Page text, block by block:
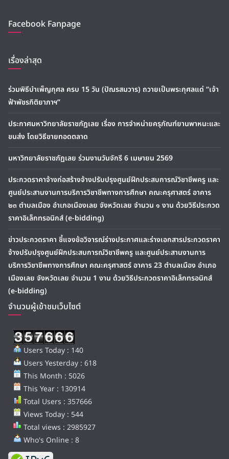
Facebook Fanpage
เรื่องล่าสุด
ร่วมพิธีบำเพ็ญกุศล ครบ 15 วัน (ปัณรสมวาร) ถวายเป็นพระกุศลแด่ “เจ้า
ฟ้าพัชรกิติยาภาฯ”
ประกาศมหาวิทยาลัยราชภัฏเลย เรื่อง การจำหน่ายครุภัณฑ์ยานพาหนะและ
ขนส่ง โดยวิธีขายทอดตลาด
มหาวิทยาลัยราชภัฏเลย ร่วมงานวันจักรี 6 เมษายน 2569
ประกวดราคาจ้างก่อสร้างจ้างปรับปรุงศูนย์ฝึกประสบการณ์วิชาชีพครู และ
ศูนย์ประสานงานการบริการวิชาชีพทางการศึกษา คณะครุศาสตร์ อาคาร
๒๓ ตำบลเมือง อำเภอเมืองเลย จังหวัดเลย จำนวน ๑ งาน ด้วยวิธีประกวด
ราคาอิเล็กทรอนิกส์ (e-bidding)
ข่าวประกวดราคา ชี้แจงข้อวิจารณ์ร่างประกาศและร่างเอกสารประกวดราคา
จ้างปรับปรุงศูนย์ฝึกประสบการณ์วิชาชีพครู และศูนย์ประสานงานการ
บริการวิชาชีพทางการศึกษา คณะครุศาสตร์ อาคาร 23 ตำบลเมือง อำเภอ
เมืองเลย จังหวัดเลย จำนวน 1 งาน ด้วยวิธีประกวดราคาอิเล็กทรอนิกส์
(e-bidding)
จำนวนผู้เข้าชมเว็บไซต์
Users Today : 140
Users Yesterday : 618
This Month : 5026
This Year : 130914
Total Users : 357666
Views Today : 544
Total views : 2985927
Who's Online : 8